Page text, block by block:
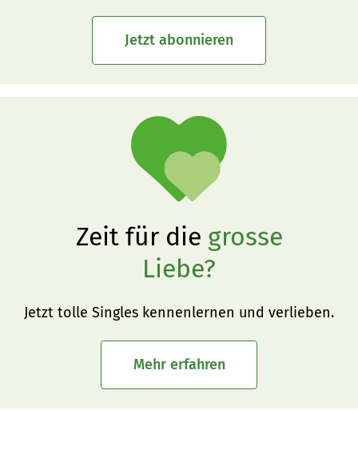
Jetzt abonnieren
Zeit für die grosse
Liebe?
Jetzt tolle Singles kennenlernen und verlieben.
Mehr erfahren